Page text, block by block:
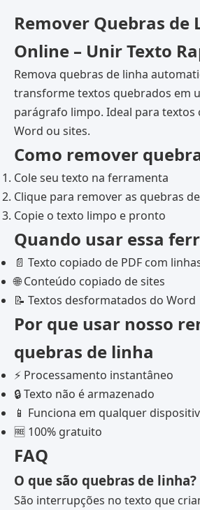
Remover Quebras de
Online – Unir Texto
Remova quebras de linha
transforme textos quebrados em
parágrafo limpo. Ideal para textos
Word ou sites.
Como remover
Cole seu texto na ferramenta
Clique para remover as quebras
Copie o texto limpo e pronto
Quando usar essa
📄 Texto copiado de PDF com
🌐 Conteúdo copiado de sites
📝 Textos desformatados do Word
Por que usar nosso
quebras de linha
⚡ Processamento instantâneo
🔒 Texto não é armazenado
📱 Funciona em qualquer
🆓 100% gratuito
FAQ
O que são quebras de linha?
São interrupções no texto que